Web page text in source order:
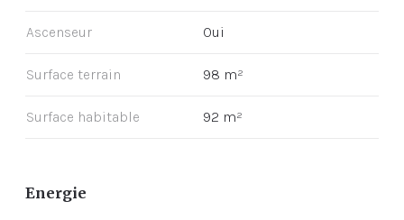
Ascenseur Oui
Surface terrain 98 m²
Surface habitable 92 m²
Energie